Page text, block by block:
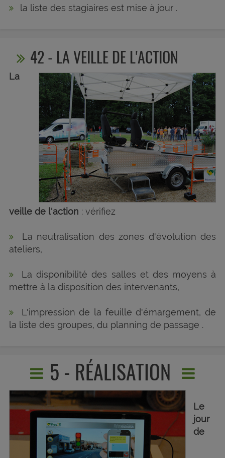
la liste des stagiaires est mise à jour .
42 - LA VEILLE DE L'ACTION
La
veille de l'action : vérifiez
La neutralisation des zones d'évolution des
ateliers,
La disponibilité des salles et des moyens à
mettre à la disposition des intervenants,
L'impression de la feuille d'émargement, de
la liste des groupes, du planning de passage .
5 - RÉALISATION
Le
jour
de